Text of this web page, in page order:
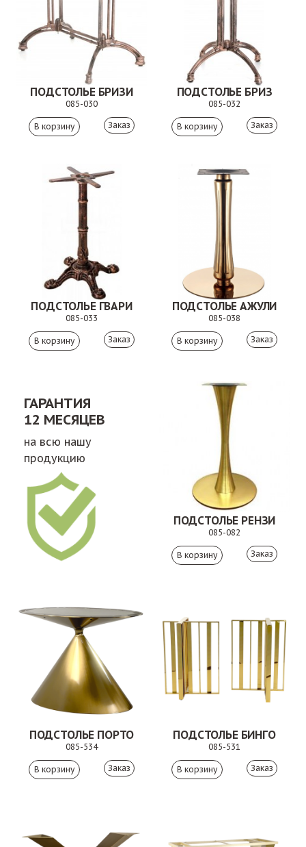
ПОДСТОЛЬЕ БРИЗИ
085-030
Заказ
ПОДСТОЛЬЕ БРИЗ
085-032
Заказ
ПОДСТОЛЬЕ ГВАРИ
085-033
Заказ
ПОДСТОЛЬЕ АЖУЛИ
085-038
Заказ
ГАРАНТИЯ
12 МЕСЯЦЕВ
на всю нашу
продукцию
ПОДСТОЛЬЕ РЕНЗИ
085-082
Заказ
ПОДСТОЛЬЕ ПОРТО
085-534
Заказ
ПОДСТОЛЬЕ БИНГО
085-531
Заказ